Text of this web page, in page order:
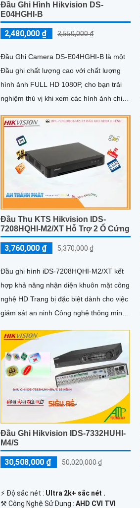
Đầu Ghi Hình Hikvision DS-
E04HGHI-B
2,480,000 ₫ 3,550,000 ₫
Đầu Ghi Camera DS-E04HGHI-B là một
Đầu ghi chất lượng cao với chất lượng
hình ảnh FULL HD 1080P, cho bạn trải
nghiệm thú vị khi xem các hình ảnh chi
Đầu Thu KTS Hikvision IDS-
7208HQHI-M2/XT Hỗ Trợ 2 Ổ Cứng
3,760,000 ₫ 5,370,000 ₫
Đầu ghi hình iDS-7208HQHI-M2/XT kết
hợp khả năng nhận diện khuôn mặt công
nghệ HD Trang bị đặc biệt dành cho việc
giám sát an ninh Công nghệ thông minh
Đầu Ghi Hikvision IDS-7332HUHI-
M4/S
30,508,000 ₫ 50,020,000 ₫
️⚡ Độ sắc nét : Ultra 2k+ sắc nét .
⚒ Công Nghệ Sử Dụng :AHD CVI TVI